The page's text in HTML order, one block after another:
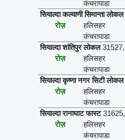
कंचरापाडा
सियाल्दा कल्याणी सिमान्ता लोकल
रोज़
हलिसहर
कंचरापाडा
सियाल्दा शांतिपुर लोकल 31527,
रोज़
हलिसहर
कंचरापाडा
सियाल्दा कृष्णा नगर सिटी लोकल
रोज़
हलिसहर
कंचरापाडा
सियाल्दा रानाघाट फास्ट 31625,
रोज़
हलिसहर
कंचरापाडा